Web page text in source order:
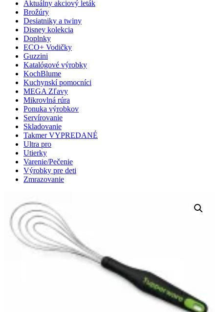
Aktuálny akciový leták
Brožúry
Desiatniky a twiny
Disney kolekcia
Doplnky
ECO+ Vodičky
Guzzini
Katalógové výrobky
KochBlume
Kuchynskí pomocníci
MEGA Zľavy
Mikrovlná rúra
Ponuka výrobkov
Servírovanie
Skladovanie
Takmer VYPREDANÉ
Ultra pro
Utierky
Varenie/Pečenie
Výrobky pre deti
Zmrazovanie